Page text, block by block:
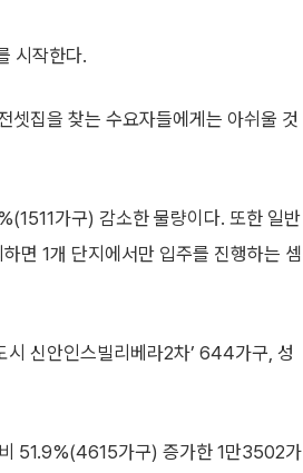
시작한다.
셋집을 찾는 수요자들에게는 아쉬울 것
가구) 감소한 물량이다. 또한 일반
면 1개 단지에서만 입주를 진행하는 셈
시 신안인스빌리베라2차’ 644가구, 성
51.9%(4615가구) 증가한 1만3502가